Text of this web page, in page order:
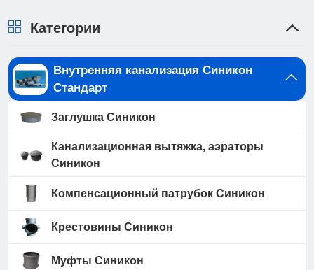
Категории
Внутренняя канализация Синикон
Стандарт
Заглушка Синикон
Канализационная вытяжка, аэраторы
Синикон
Компенсационный патрубок Синикон
Крестовины Синикон
Муфты Синикон